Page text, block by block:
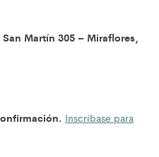
Martín 305 – Miraflores,
Inscríbase para